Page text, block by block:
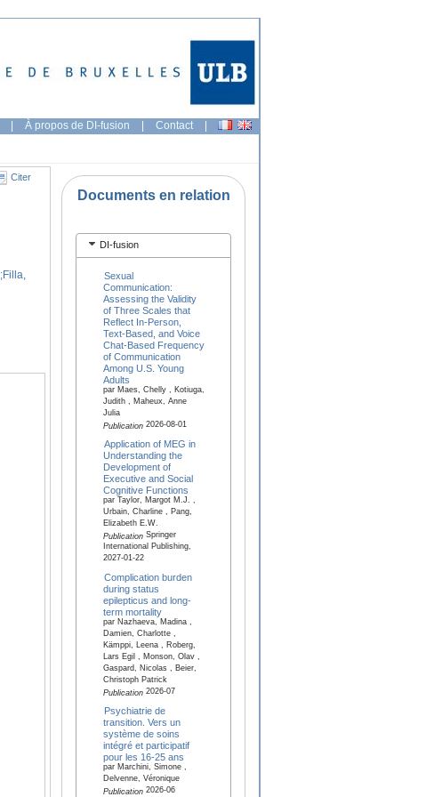
| À propos de DI-fusion | Contact |
Citer
;Filla,
Documents en relation
DI-fusion
Sexual
Communication:
Assessing the Validity
of Three Scales that
Reflect In-Person,
Text-Based, and Voice
Chat-Based Frequency
of Communication
Among U.S. Young
Adults
par Maes, Chelly , Kotiuga,
Judith , Maheux, Anne
Julia
Publication2026-08-01
Application of MEG in
Understanding the
Development of
Executive and Social
Cognitive Functions
par Taylor, Margot M.J. ,
Urbain, Charline , Pang,
Elizabeth E.W.
PublicationSpringer
International Publishing,
2027-01-22
Complication burden
during status
epilepticus and long-
term mortality
par Nazhaeva, Madina ,
Damien, Charlotte ,
Kämppi, Leena , Roberg,
Lars Egil , Monson, Olav ,
Gaspard, Nicolas , Beier,
Christoph Patrick
Publication2026-07
Psychiatrie de
transition. Vers un
système de soins
intégré et participatif
pour les 16-25 ans
par Marchini, Simone ,
Delvenne, Véronique
Publication2026-06